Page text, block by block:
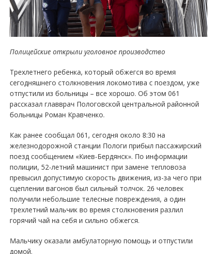
Полицейские открыли уголовное производство
Трехлетнего ребенка, который обжегся во время
сегодняшнего столкновения локомотива с поездом, уже
отпустили из больницы – все хорошо. Об этом 061
рассказал главврач Пологовской центральной районной
больницы Роман Кравченко.
Как ранее сообщал 061, сегодня около 8:30 на
железнодорожной станции Пологи прибыл пассажирский
поезд сообщением «Киев-Бердянск». По информации
полиции, 52-летний машинист при замене тепловоза
превысил допустимую скорость движения, из-за чего при
сцеплении вагонов был сильный толчок. 26 человек
получили небольшие телесные повреждения, а один
трехлетний мальчик во время столкновения разлил
горячий чай на себя и сильно обжегся.
Мальчику оказали амбулаторную помощь и отпустили
домой.